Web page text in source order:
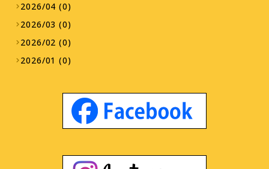
2026/04 (0)
2026/03 (0)
2026/02 (0)
2026/01 (0)